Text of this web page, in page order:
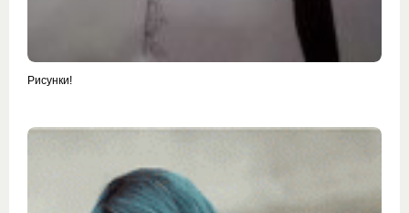
Рисунки!